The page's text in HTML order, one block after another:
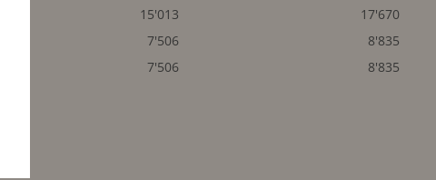
15'013
17'670
7'506
8'835
7'506 8'835